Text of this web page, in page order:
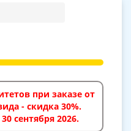
при заказе от
- скидка 30%.
сентября 2026.